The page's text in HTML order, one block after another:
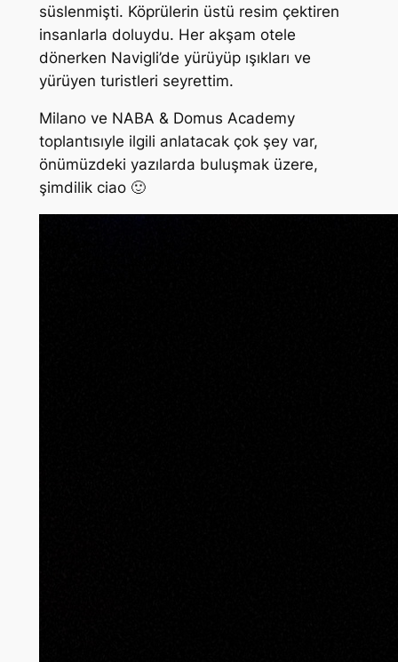
süslenmişti. Köprülerin üstü resim çektiren
insanlarla doluydu. Her akşam otele
dönerken Navigli’de yürüyüp ışıkları ve
yürüyen turistleri seyrettim.
Milano ve NABA & Domus Academy
toplantısıyle ilgili anlatacak çok şey var,
önümüzdeki yazılarda buluşmak üzere,
şimdilik ciao 🙂